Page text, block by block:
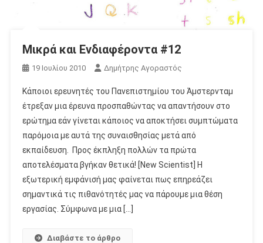
Μικρά και Ενδιαφέροντα #12
19 Ιουλίου 2010 Δημήτρης Αγοραστός
Κάποιοι ερευνητές του Πανεπιστημίου του Άμστερνταμ
έτρεξαν μια έρευνα προσπαθώντας να απαντήσουν στο
ερώτημα εάν γίνεται κάποιος να αποκτήσει συμπτώματα
παρόμοια με αυτά της συναισθησίας μετά από
εκπαίδευση. Προς έκπληξη πολλών τα πρώτα
αποτελέσματα βγήκαν θετικά! [New Scientist] Η
εξωτερική εμφάνισή μας φαίνεται πως επηρεάζει
σημαντικά τις πιθανότητές μας να πάρουμε μια θέση
εργασίας. Σύμφωνα με μια […]
Διαβάστε το άρθρο